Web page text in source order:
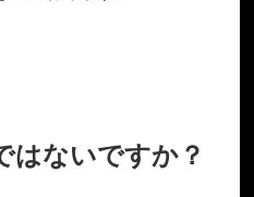
はないですか？